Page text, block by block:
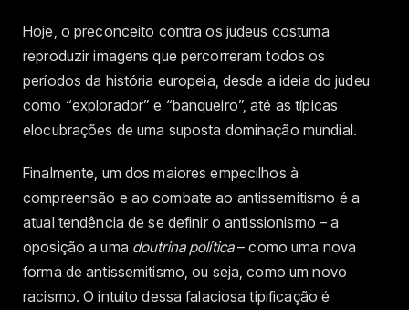
Hoje, o preconceito contra os judeus costuma
reproduzir imagens que percorreram todos os
períodos da história europeia, desde a ideia do judeu
como “explorador” e “banqueiro”, até as típicas
elocubrações de uma suposta dominação mundial.
Finalmente, um dos maiores empecilhos à
compreensão e ao combate ao antissemitismo é a
atual tendência de se definir o antissionismo – a
oposição a uma doutrina política– como uma nova
forma de antissemitismo, ou seja, como um novo
racismo. O intuito dessa falaciosa tipificação é